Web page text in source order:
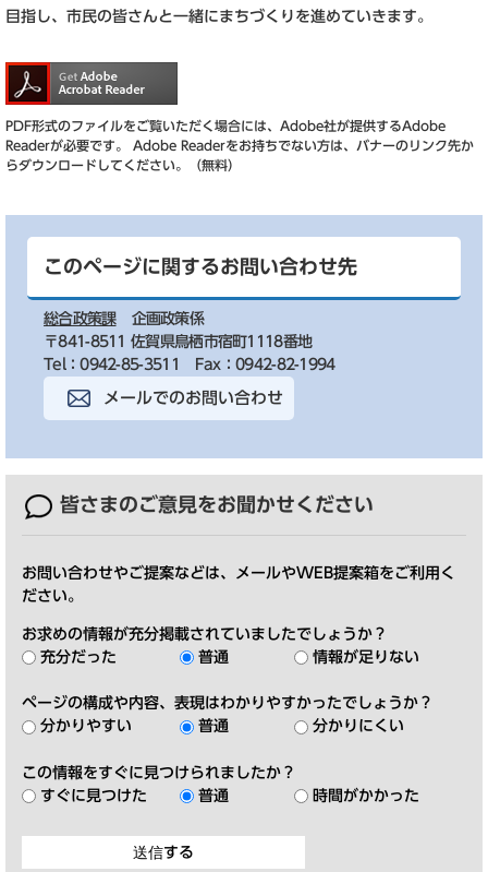
目指し、市民の皆さんと一緒にまちづくりを進めていきます。
PDF形式のファイルをご覧いただく場合には、Adobe社が提供するAdobe
Readerが必要です。
Adobe Readerをお持ちでない方は、バナーのリンク先か
らダウンロードしてください。（無料）
このページに関するお問い合わせ先
総合政策課
企画政策係
〒841-8511 佐賀県鳥栖市宿町1118番地
Tel：0942-85-3511
Fax：0942-82-1994
メールでのお問い合わせ
皆さまのご意見をお聞かせください
お問い合わせやご提案などは、メールやWEB提案箱をご利用く
ださい。
お求めの情報が充分掲載されていましたでしょうか？
充分だった
普通 情報が足りない
ページの構成や内容、表現はわかりやすかったでしょうか？
分かりやすい
普通 分かりにくい
この情報をすぐに見つけられましたか？
すぐに見つけた
普通 時間がかかった